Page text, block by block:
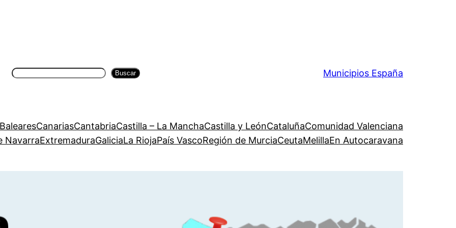
Buscar Buscar Municipios España
CanariasCantabriaCastilla – La ManchaCastilla y LeónCataluñaComunidad Valenciana
NavarraExtremaduraGaliciaLa RiojaPaís VascoRegión de MurciaCeutaMelillaEn Autocaravana